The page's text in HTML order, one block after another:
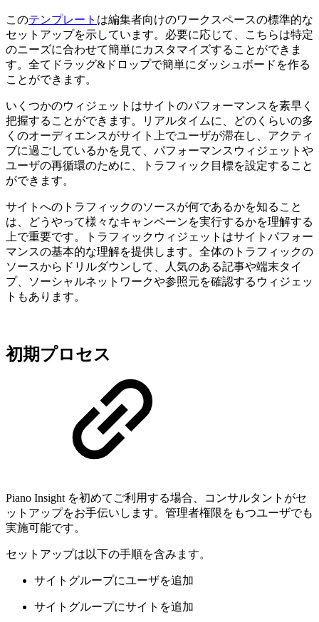
このテンプレート は編集者向けのワークスペースの標準的な
セットアップを示しています。必要に応じて、こちらは特定
のニーズに合わせて簡単にカスタマイズすることができま
す。全てドラッグ&ドロップで簡単にダッシュボードを作る
ことができます。
いくつかのウィジェットはサイトのパフォーマンスを素早く
把握することができます。リアルタイムに、どのくらいの多
くのオーディエンスがサイト上でユーザが滞在し、アクティ
ブに過ごしているかを見て、パフォーマンスウィジェットや
ユーザの再循環のために、トラフィック目標を設定すること
ができます。
サイトへのトラフィックのソースが何であるかを知ること
は、どうやって様々なキャンペーンを実行するかを理解する
上で重要です。トラフィックウィジェットはサイトパフォー
マンスの基本的な理解を提供します。全体のトラフィックの
ソースからドリルダウンして、人気のある記事や端末タイ
プ、ソーシャルネットワークや参照元を確認するウィジェッ
トもあります。
初期プロセス
Piano Insight を初めてご利用する場合、コンサルタントがセ
ットアップをお手伝いします。管理者権限をもつユーザでも
実施可能です。
セットアップは以下の手順を含みます。
サイトグループにユーザを追加
サイトグループにサイトを追加